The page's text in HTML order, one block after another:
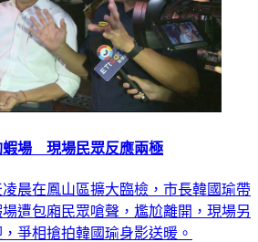
蝦場 現場民眾反應兩極
晨在鳳山區擴大臨檢，市長韓國瑜帶
遭包廂民眾嗆聲，尷尬離開，現場另
爭相搶拍韓國瑜身影送暖。